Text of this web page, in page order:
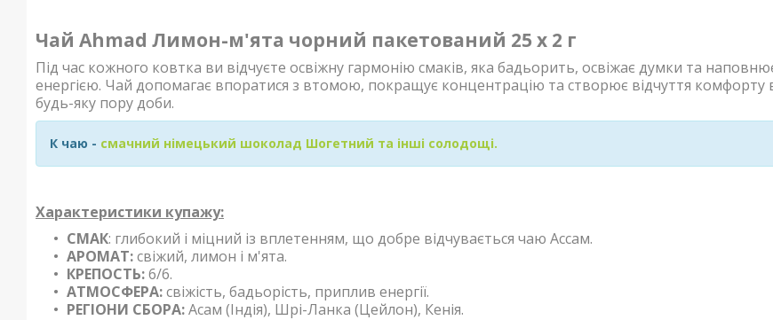
Чай Ahmad Лимон-м'ята чорний пакетований 25 х 2 г
Під час кожного ковтка ви відчуєте освіжну гармонію смаків, яка бадьорить, освіжає думки та
енергією. Чай допомагає впоратися з втомою, покращує концентрацію та створює відчуття комфорту
будь-яку пору доби.
К чаю - смачний німецький шоколад Шогетний та інші солодощі.
Характеристики купажу:
СМАК: глибокий і міцний із вплетенням, що добре відчувається чаю Ассам.
АРОМАТ:свіжий, лимон і м'ята.
КРЕПОСТЬ:6/6.
АТМОСФЕРА:свіжість, бадьорість, приплив енергії.
РЕГІОНИ СБОРА:Асам (Індія), Шрі-Ланка (Цейлон), Кенія.